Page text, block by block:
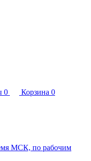
0 Корзина 0
МСК, по рабочим